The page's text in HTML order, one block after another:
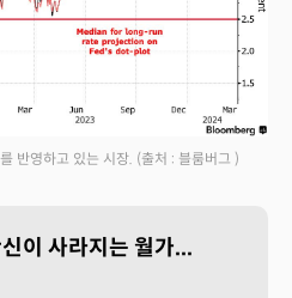
반영하고 있는 시장. (출처 : 블룸버그 )
이 사라지는 월가...